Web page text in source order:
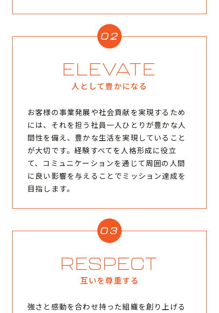
02
ELEVATE
人として豊かになる
お客様の事業発展や社会貢献を実現するため
には、それを担う社員一人ひとりが豊かな人
間性を備え、豊かな生活を実現していること
が大切です。経験すべてを人格形成に役立
て、コミュニケーションを通じて周囲の人間
に良い影響を与えることでミッション達成を
目指します。
03
RESPECT
互いを尊重する
強さと感動を合わせ持った組織を創り上げる